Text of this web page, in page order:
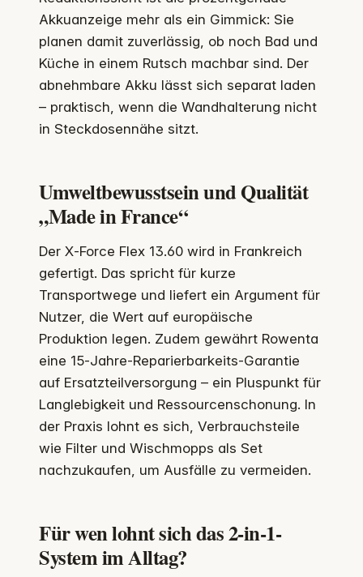
Akkuanzeige mehr als ein Gimmick: Sie
planen damit zuverlässig, ob noch Bad und
Küche in einem Rutsch machbar sind. Der
abnehmbare Akku lässt sich separat laden
– praktisch, wenn die Wandhalterung nicht
in Steckdosennähe sitzt.
Umweltbewusstsein und Qualität
„Made in France“
Der X‑Force Flex 13.60 wird in Frankreich
gefertigt. Das spricht für kurze
Transportwege und liefert ein Argument für
Nutzer, die Wert auf europäische
Produktion legen. Zudem gewährt Rowenta
eine 15‑Jahre‑Reparierbarkeits-Garantie
auf Ersatzteilversorgung – ein Pluspunkt für
Langlebigkeit und Ressourcenschonung. In
der Praxis lohnt es sich, Verbrauchsteile
wie Filter und Wischmopps als Set
nachzukaufen, um Ausfälle zu vermeiden.
Für wen lohnt sich das 2‑in‑1-
System im Alltag?